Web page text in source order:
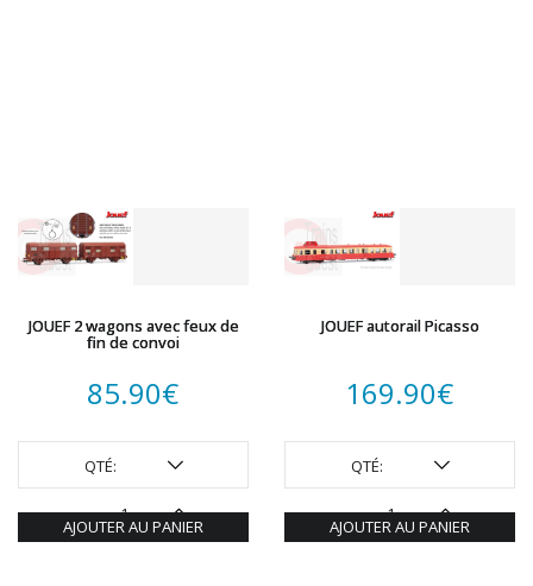
JOUEF 2 wagons avec feux de
fin de convoi
85.90€
QTÉ:
AJOUTER AU PANIER
JOUEF autorail Picasso
169.90€
QTÉ:
AJOUTER AU PANIER